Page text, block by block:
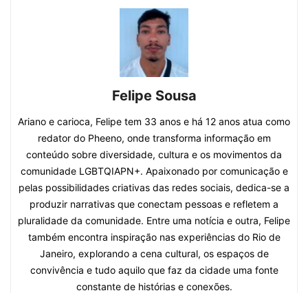
Felipe Sousa
Ariano e carioca, Felipe tem 33 anos e há 12 anos atua como
redator do Pheeno, onde transforma informação em
conteúdo sobre diversidade, cultura e os movimentos da
comunidade LGBTQIAPN+. Apaixonado por comunicação e
pelas possibilidades criativas das redes sociais, dedica-se a
produzir narrativas que conectam pessoas e refletem a
pluralidade da comunidade. Entre uma notícia e outra, Felipe
também encontra inspiração nas experiências do Rio de
Janeiro, explorando a cena cultural, os espaços de
convivência e tudo aquilo que faz da cidade uma fonte
constante de histórias e conexões.